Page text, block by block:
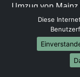
Umzug von
Umzug von
Umzug von
Umzug von
Diese